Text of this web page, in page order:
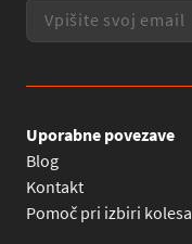
Uporabne povezave
Blog
Kontakt
Pomoč pri izbiri kolesa